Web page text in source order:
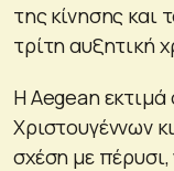
της κίνησης και
τρίτη αυξητική
Η Aegean εκτιμά
Χριστουγέννων
σχέση με πέρυσι,